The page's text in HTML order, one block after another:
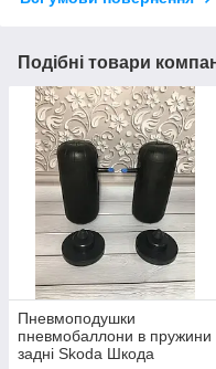
Подібні товари
Пневмоподушки
пневмобаллони в пружини
задні Skoda Шкода